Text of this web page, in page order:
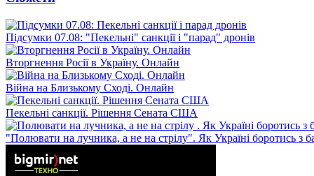
Підсумки 07.08: "Пекельні" санкції і "парад" дронів
Вторгнення Росії в Україну. Онлайн
Війна на Близькому Сході. Онлайн
Пекельні санкції. Рішення Сената США
"Полювати на лучника, а не на стрілу". Як Україні боротись з